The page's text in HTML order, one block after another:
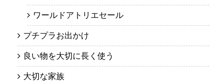
ワールドアトリエセール
プチプラお出かけ
良い物を大切に長く使う
大切な家族